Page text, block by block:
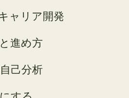
ャリア開発
進め方
己分析